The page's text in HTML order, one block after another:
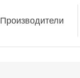
Производители